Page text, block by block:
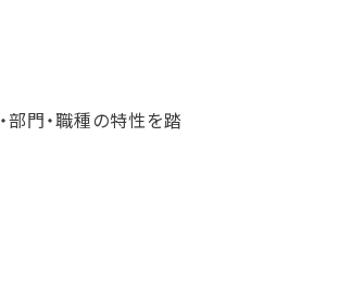
部門・職種の特性を踏